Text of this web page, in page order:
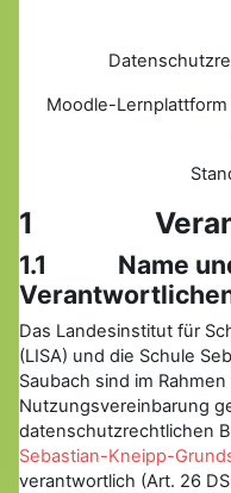
Moodle-
1
1.1 Name und
Das Landesinstitut für
(LISA) und die Schule
Saubach sind im
Nutzungsvereinbarung
datenschutzrechtlichen
Sebastian-Kneipp-
verantwortlich (Art. 26